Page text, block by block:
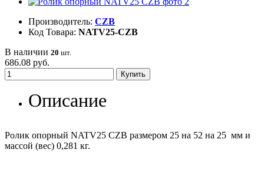
Производитель: CZB
Код Товара: NATV25-CZB
В наличии 20 шт.
686.08 руб.
Купить
Описание
Ролик опорный NATV25 CZB размером 25 на 52 на 25 мм и
массой (вес) 0,281 кг.